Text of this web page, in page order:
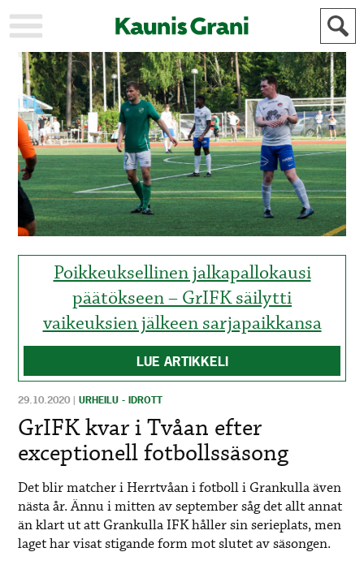
KAUPUNKI
STADEN
AJANKOHTAISTA
AKTUELLT
URHEILU
IDROTT
KULTTUURI
KULTUR
HISTORIA
HISTORIA
YLEINEN
ALLMÄN
MAINOSTAJILLE
FÖR
ANNONSÖRER
Poikkeuksellinen jalkapallokausi
päätökseen – GrIFK säilytti
vaikeuksien jälkeen sarjapaikkansa
LUE ARTIKKELI
29.10.2020 |URHEILU - IDROTT
GrIFK kvar i Tvåan efter
exceptionell fotbollssäsong
Det blir matcher i Herrtvåan i fotboll i Grankulla även
nästa år. Ännu i mitten av september såg det allt annat
än klart ut att Grankulla IFK håller sin serieplats, men
laget har visat stigande form mot slutet av säsongen.